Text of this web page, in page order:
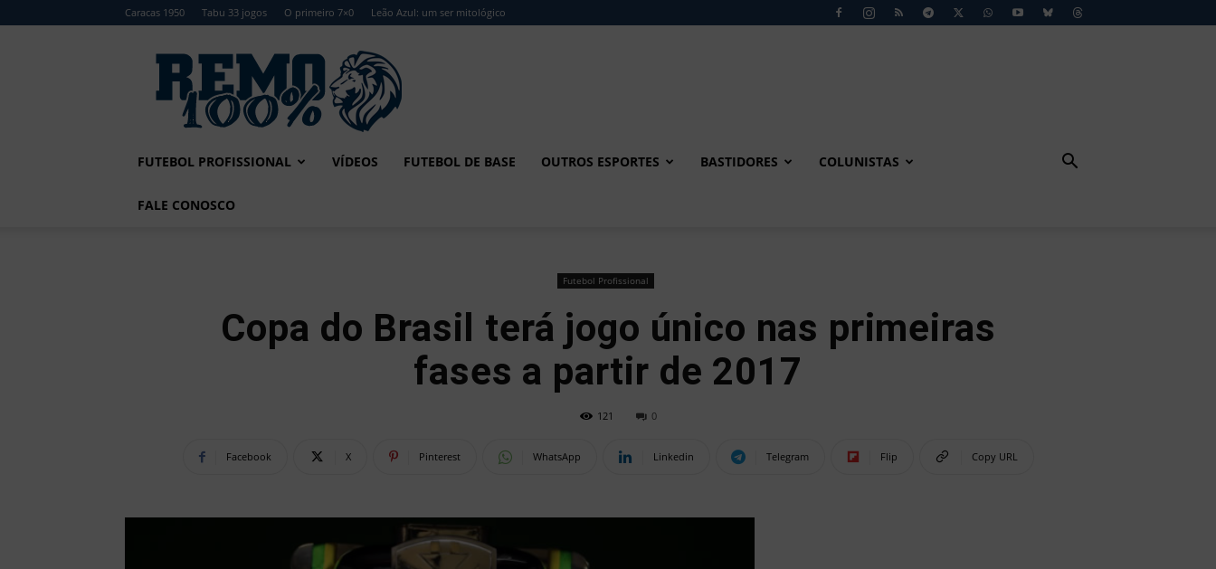
Caracas 1950 Tabu 33 jogos O primeiro 7×0 Leão Azul: um ser mitológico
Remo
FUTEBOL PROFISSIONAL VÍDEOS FUTEBOL DE BASE OUTROS ESPORTES BASTIDORES COLUNISTAS
FALE CONOSCO
Futebol Profissional
Copa do Brasil terá jogo único nas primeiras
fases a partir de 2017
121 0
Facebook X Pinterest WhatsApp Linkedin Telegram Flip Copy URL